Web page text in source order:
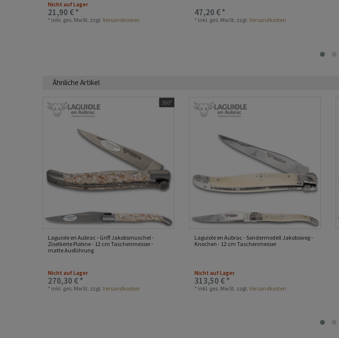
Nicht auf Lager
21,90 € *
* inkl. ges. MwSt. zzgl.Versandkosten
47,20 € *
* inkl. ges. MwSt. zzgl.Versandkosten
Ähnliche Artikel
Laguiole en Aubrac - Griff Jakobsmuschel -
Zisellierte Platine - 12 cm Taschenmesser -
matte Ausführung
Nicht auf Lager
270,30 € *
360°
* inkl. ges. MwSt. zzgl.Versandkosten
Laguiole en Aubrac - Sondermodell Jakobsweg -
Knochen - 12 cm Taschenmesser
Nicht auf Lager
313,50 € *
* inkl. ges. MwSt. zzgl.Versandkosten